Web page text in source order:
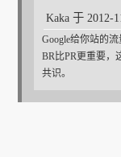
Kaka 于 2012-
Google给你站的
BR比PR更重要，
共识。